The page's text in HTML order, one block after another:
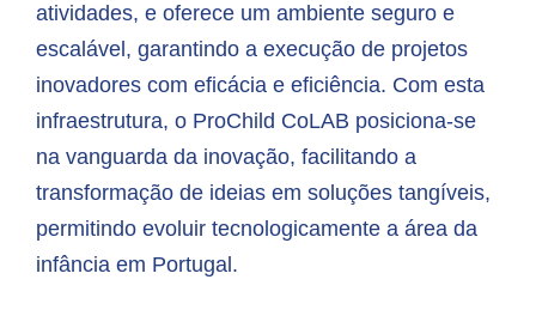
atividades, e oferece um ambiente seguro e
escalável, garantindo a execução de projetos
inovadores com eficácia e eficiência. Com esta
infraestrutura, o ProChild CoLAB posiciona-se
na vanguarda da inovação, facilitando a
transformação de ideias em soluções tangíveis,
permitindo evoluir tecnologicamente a área da
infância em Portugal.